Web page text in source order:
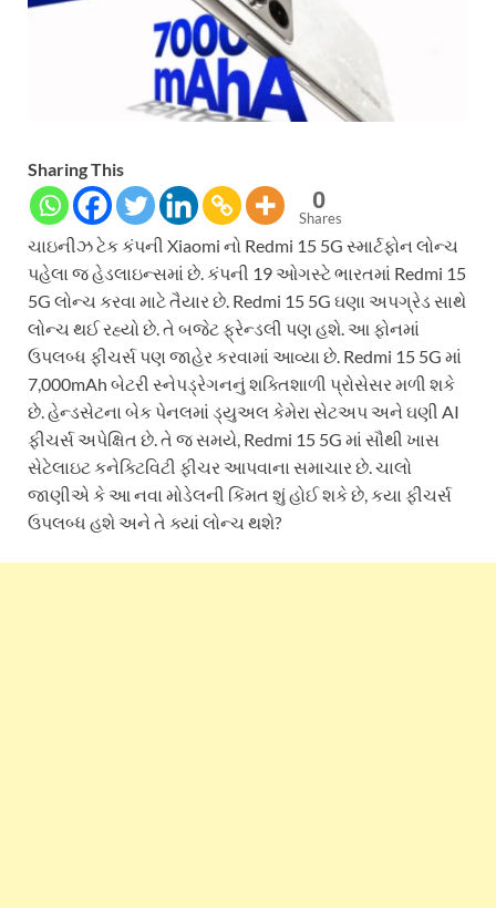
Sharing This
0
Shares
ચાઇનીઝ ટેક કંપની Xiaomi નો Redmi 15 5G સ્માર્ટફોન લોન્ચ
પહેલા જ હેડલાઇન્સમાં છે. કંપની 19 ઓગસ્ટે ભારતમાં Redmi 15
5G લોન્ચ કરવા માટે તૈયાર છે. Redmi 15 5G ઘણા અપગ્રેડ સાથે
લોન્ચ થઈ રહ્યો છે. તે બજેટ ફ્રેન્ડલી પણ હશે. આ ફોનમાં
ઉપલબ્ધ ફીચર્સ પણ જાહેર કરવામાં આવ્યા છે. Redmi 15 5G માં
7,000mAh બેટરી સ્નેપડ્રેગનનું શક્તિશાળી પ્રોસેસર મળી શકે
છે. હેન્ડસેટના બેક પેનલમાં ડ્યુઅલ કેમેરા સેટઅપ અને ઘણી AI
ફીચર્સ અપેક્ષિત છે. તે જ સમયે, Redmi 15 5G માં સૌથી ખાસ
સેટેલાઇટ કનેક્ટિવિટી ફીચર આપવાના સમાચાર છે. ચાલો
જાણીએ કે આ નવા મોડેલની કિંમત શું હોઈ શકે છે, કયા ફીચર્સ
ઉપલબ્ધ હશે અને તે ક્યાં લોન્ચ થશે?